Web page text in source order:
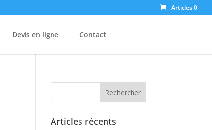
Articles 0
Devis en ligne Contact
Articles récents